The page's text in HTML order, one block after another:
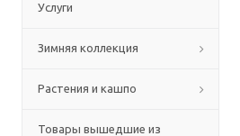
Услуги
Зимняя коллекция
Растения и кашпо
Товары вышедшие из